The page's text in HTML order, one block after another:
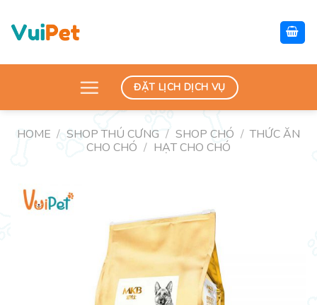
content
ĐẶT LỊCH DỊCH VỤ
HOME / SHOP THÚ CƯNG / SHOP CHÓ / THỨC ĂN
CHO CHÓ / HẠT CHO CHÓ